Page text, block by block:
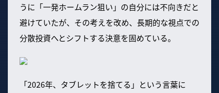
うに「一発ホームラン狙い」の自分には不向きだと
避けていたが、その考えを改め、長期的な視点での
分散投資へとシフトする決意を固めている。
「2026年、タブレットを捨てる」という言葉に